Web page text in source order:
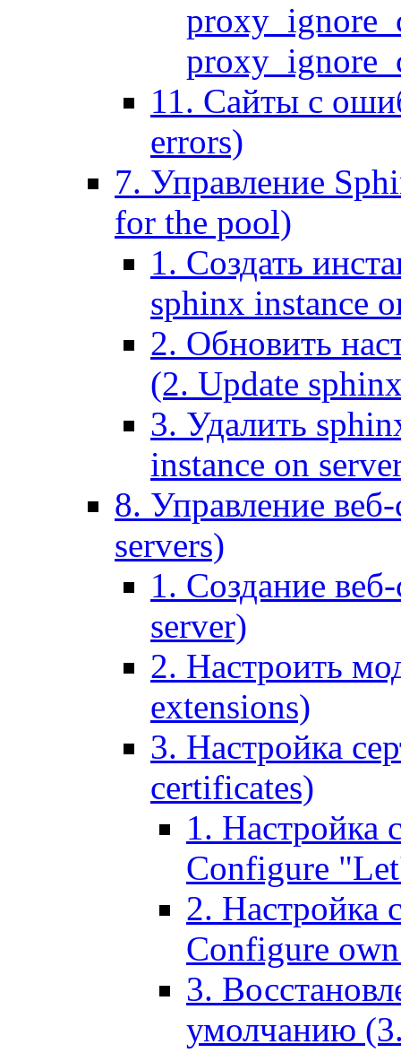
11. Сайты с
errors)
7. Управление
for the pool)
1. Создать
sphinx instance
2. Обновить
(2. Update
3. Удалить
instance on
8. Управление
servers)
1. Создание
server)
2. Настроить
extensions)
3. Настройка
certificates)
1. Настройка
Configure
2. Настройка
Configure
3.
умолчанию